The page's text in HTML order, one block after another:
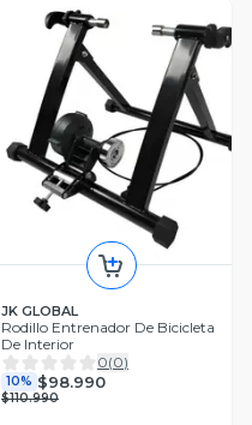
JK GLOBAL
Rodillo Entrenador De Bicicleta
De Interior
0(0)
10% $98.990
$110.990